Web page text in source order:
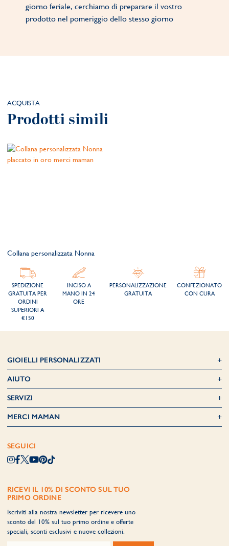
giorno feriale, cerchiamo di preparare il vostro
prodotto nel pomeriggio dello stesso giorno
ACQUISTA
Prodotti simili
Collana personalizzata Nonna
SPEDIZIONE
GRATUITA PER
ORDINI
SUPERIORI A
€150
INCISO A
MANO IN 24
ORE
PERSONALIZZAZIONE
GRATUITA
CONFEZIONATO
CON CURA
GIOIELLI PERSONALIZZATI
AIUTO
SERVIZI
MERCI MAMAN
SEGUICI
RICEVI IL 10% DI SCONTO SUL TUO
PRIMO ORDINE
Iscriviti alla nostra newsletter per ricevere uno
sconto del 10% sul tuo primo ordine e offerte
speciali, sconti esclusivi e nuove collezioni.